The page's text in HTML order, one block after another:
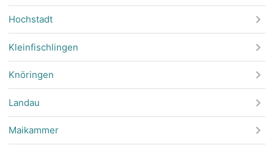
Hochstadt
Kleinfischlingen
Knöringen
Landau
Maikammer